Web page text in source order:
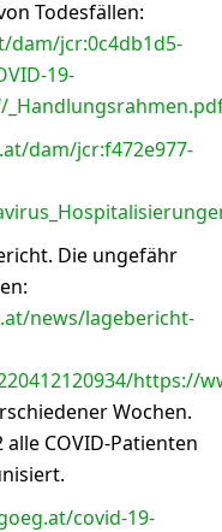
Todesfällen:
jcr:0c4db1d5-
19-
dam/jcr:f472e977-
Die ungefähr
news/lagebericht-
https://
Wochen.
COVID-Patienten
covid-19-